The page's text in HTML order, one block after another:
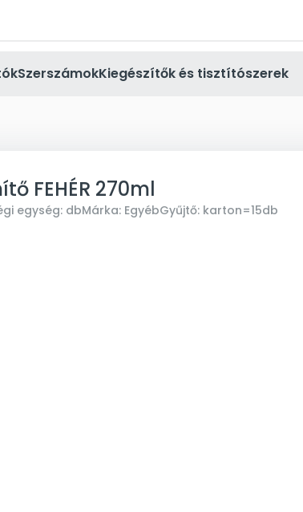
SzerszámokKiegészítők és tisztítószerek
FEHÉR 270ml
egység: dbMárka: EgyébGyűjtő: karton=15db